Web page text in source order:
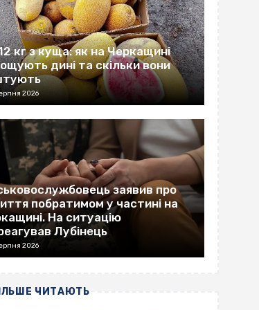
кг з куща: як на Черкащині
дині та скільки вони
2026
заявив про
побратимом у частині на
На ситуацію
Лубінець
2026
ЧИТАЮТЬ